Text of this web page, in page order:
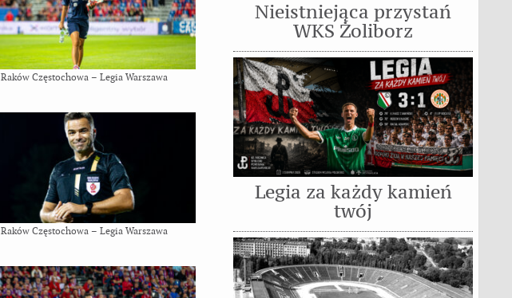
Raków Częstochowa – Legia Warszawa
Raków Częstochowa – Legia Warszawa
Nieistniejąca przystań
WKS Żoliborz
Legia za każdy kamień
twój